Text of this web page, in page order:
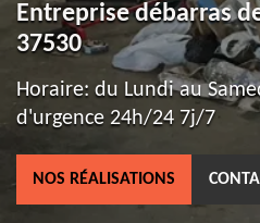
Entreprise débarras
37530
Horaire: du Lundi au
d'urgence 24h/24 7j/7
NOS RÉALISATIONS